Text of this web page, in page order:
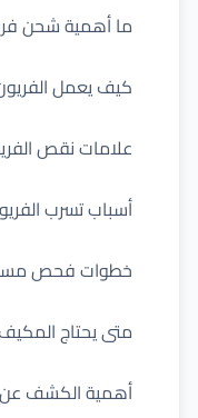
ما أهمية شحن
كيف يعمل
علامات نقص
أسباب تسرب
خطوات فحص
متى يحتاج
أهمية الكشف عن